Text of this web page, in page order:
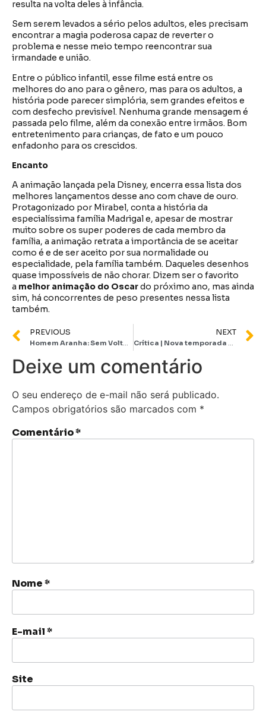
resulta na volta deles à infância.
Sem serem levados a sério pelos adultos, eles precisam
encontrar a magia poderosa capaz de reverter o
problema e nesse meio tempo reencontrar sua
irmandade e união.
Entre o público infantil, esse filme está entre os
melhores do ano para o gênero, mas para os adultos, a
história pode parecer simplória, sem grandes efeitos e
com desfecho previsível. Nenhuma grande mensagem é
passada pelo filme, além da conexão entre irmãos. Bom
entretenimento para crianças, de fato e um pouco
enfadonho para os crescidos.
Encanto
A animação lançada pela Disney, encerra essa lista dos
melhores lançamentos desse ano com chave de ouro.
Protagonizado por Mirabel, conta a história da
especialíssima família Madrigal e, apesar de mostrar
muito sobre os super poderes de cada membro da
família, a animação retrata a importância de se aceitar
como é e de ser aceito por sua normalidade ou
especialidade, pela família também. Daqueles desenhos
quase impossíveis de não chorar. Dizem ser o favorito
a melhor animação do Oscardo próximo ano, mas ainda
sim, há concorrentes de peso presentes nessa lista
também.
PREVIOUS NEXT
Deixe um comentário
O seu endereço de e-mail não será publicado.
Campos obrigatórios são marcados com *
Comentário*
Nome*
E-mail*
Site